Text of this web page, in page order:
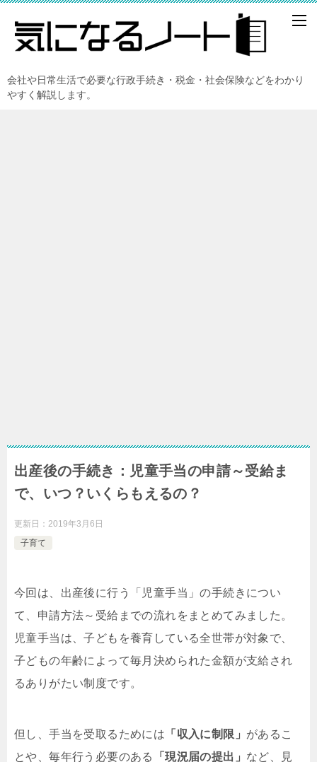
会社や日常生活で必要な行政手続き・税金・社会保険などをわかり
やすく解説します。
出産後の手続き：児童手当の申請～受給ま
で、いつ？いくらもえるの？
更新日： 2019年3月6日
子育て
今回は、出産後に行う「児童手当」の手続きについ
て、申請方法～受給までの流れをまとめてみました。
児童手当は、子どもを養育している全世帯が対象で、
子どもの年齢によって毎月決められた金額が支給され
るありがたい制度です。
但し、手当を受取るためには 「収入に制限」 があるこ
とや、毎年行う必要のある
「現況届の提出」 など、見